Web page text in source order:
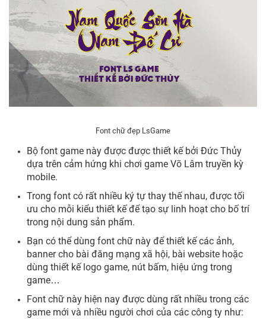
Font chữ đẹp LsGame
Bộ font game này được được thiết kế bởi Đức Thủy
dựa trên cảm hứng khi chơi game Võ Lâm truyền kỳ
mobile.
Trong font có rất nhiều ký tự thay thế nhau, được tối
ưu cho mỗi kiểu thiết kế để tạo sự linh hoạt cho bố trí
trong nội dung sản phẩm.
Bạn có thể dùng font chữ này để thiết kế các ảnh,
banner cho bài đăng mạng xã hội, bài website hoặc
dùng thiết kế logo game, nút bấm, hiệu ứng trong
game…
Font chữ này hiện nay được dùng rất nhiều trong các
game mới và nhiều người chơi của các công ty như: